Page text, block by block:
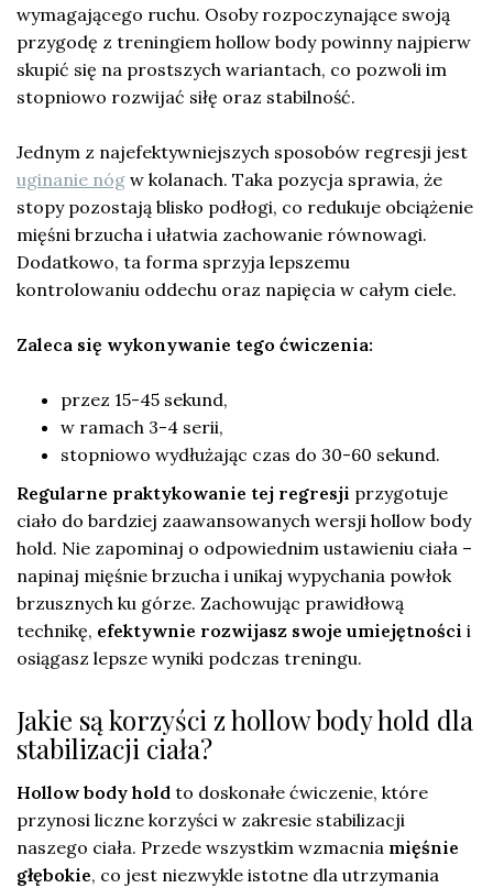
wymagającego ruchu. Osoby rozpoczynające swoją
przygodę z treningiem hollow body powinny najpierw
skupić się na prostszych wariantach, co pozwoli im
stopniowo rozwijać siłę oraz stabilność.
Jednym z najefektywniejszych sposobów regresji jest
uginanie nóg w kolanach. Taka pozycja sprawia, że
stopy pozostają blisko podłogi, co redukuje obciążenie
mięśni brzucha i ułatwia zachowanie równowagi.
Dodatkowo, ta forma sprzyja lepszemu
kontrolowaniu oddechu oraz napięcia w całym ciele.
Zaleca się wykonywanie tego ćwiczenia:
przez 15-45 sekund,
w ramach 3-4 serii,
stopniowo wydłużając czas do 30-60 sekund.
Regularne praktykowanie tej regresji przygotuje
ciało do bardziej zaawansowanych wersji hollow body
hold. Nie zapominaj o odpowiednim ustawieniu ciała –
napinaj mięśnie brzucha i unikaj wypychania powłok
brzusznych ku górze. Zachowując prawidłową
technikę, efektywnie rozwijasz swoje umiejętności i
osiągasz lepsze wyniki podczas treningu.
Jakie są korzyści z hollow body hold dla
stabilizacji ciała?
Hollow body hold to doskonałe ćwiczenie, które
przynosi liczne korzyści w zakresie stabilizacji
naszego ciała. Przede wszystkim wzmacnia mięśnie
głębokie, co jest niezwykle istotne dla utrzymania